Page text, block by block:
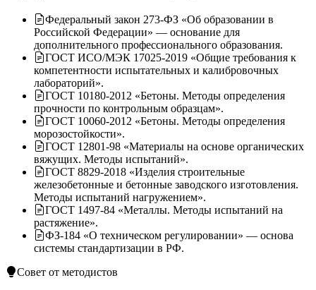
Федеральный закон 273-ФЗ «Об образовании в
Российской Федерации» — основание для
дополнительного профессионального образования.
ГОСТ ИСО/МЭК 17025-2019 «Общие требования к
компетентности испытательных и калибровочных
лабораторий».
ГОСТ 10180-2012 «Бетоны. Методы определения
прочности по контрольным образцам».
ГОСТ 10060-2012 «Бетоны. Методы определения
морозостойкости».
ГОСТ 12801-98 «Материалы на основе органических
вяжущих. Методы испытаний».
ГОСТ 8829-2018 «Изделия строительные
железобетонные и бетонные заводского изготовления.
Методы испытаний нагружением».
ГОСТ 1497-84 «Металлы. Методы испытаний на
растяжение».
ФЗ-184 «О техническом регулировании» — основа
системы стандартизации в РФ.
Совет от методистов